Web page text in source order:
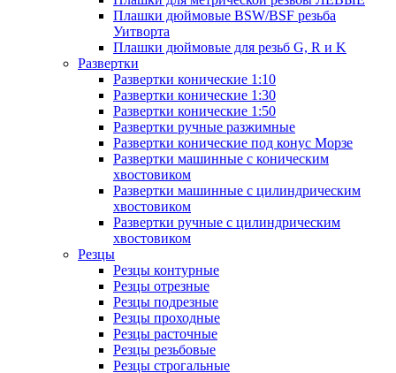
Плашки дюймовые BSW/BSF резьба
Уитворта
Плашки дюймовые для резьб G, R и K
Развертки
Развертки конические 1:10
Развертки конические 1:30
Развертки конические 1:50
Развертки ручные разжимные
Развертки конические под конус Морзе
Развертки машинные с коническим
хвостовиком
Развертки машинные с цилиндрическим
хвостовиком
Развертки ручные с цилиндрическим
хвостовиком
Резцы
Резцы контурные
Резцы отрезные
Резцы подрезные
Резцы проходные
Резцы расточные
Резцы резьбовые
Резцы строгальные